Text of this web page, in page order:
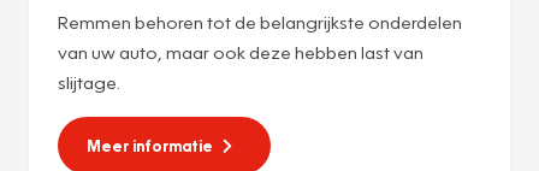
Remmen behoren tot de belangrijkste onderdelen
van uw auto, maar ook deze hebben last van
slijtage.
Meer informatie